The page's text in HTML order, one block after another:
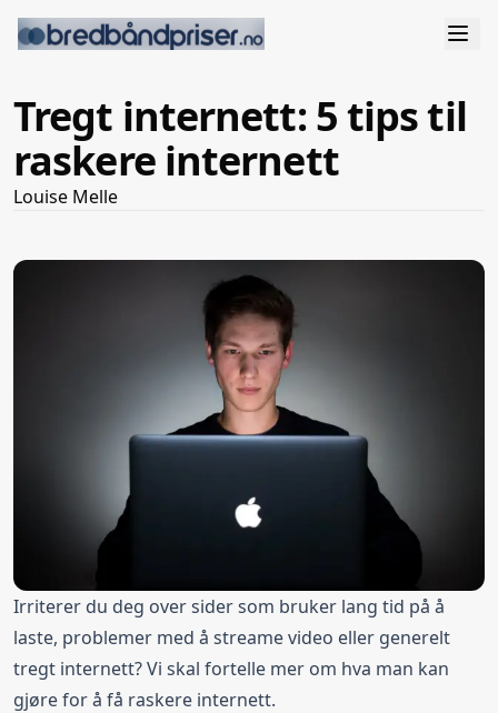
Tregt internett: 5 tips til
raskere internett
Louise Melle
Irriterer du deg over sider som bruker lang tid på å
laste, problemer med å streame video eller generelt
tregt internett? Vi skal fortelle mer om hva man kan
gjøre for å få raskere internett.